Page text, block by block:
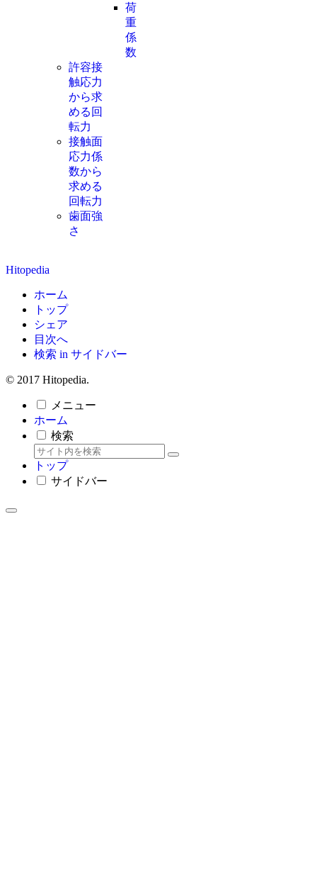
荷
重
係
数
許容接
触応力
から求
める回
転力
接触面
応力係
数から
求める
回転力
歯面強
さ
Hitopedia
ホーム
トップ
シェア
目次へ
検索 in サイドバー
© 2017 Hitopedia.
メニュー
ホーム
検索
トップ
サイドバー